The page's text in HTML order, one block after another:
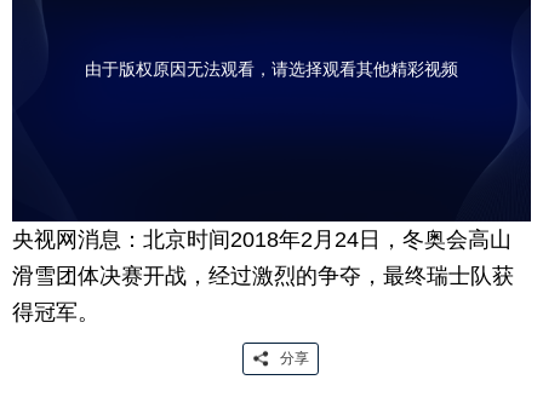
由于版权原因无法观看，请选择观看其他精彩视频
央视网消息：北京时间2018年2月24日，冬奥会高山
滑雪团体决赛开战，经过激烈的争夺，最终瑞士队获
得冠军。
分享